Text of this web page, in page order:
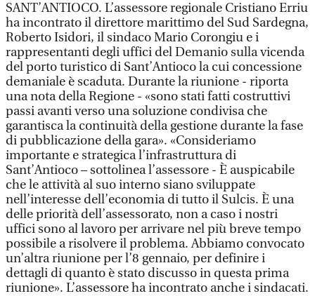
SANT’ANTIOCO. L’assessore regionale Cristiano Erriu
ha incontrato il direttore marittimo del Sud Sardegna,
Roberto Isidori, il sindaco Mario Corongiu e i
rappresentanti degli uffici del Demanio sulla vicenda
del porto turistico di Sant’Antioco la cui concessione
demaniale è scaduta. Durante la riunione - riporta
una nota della Regione - «sono stati fatti costruttivi
passi avanti verso una soluzione condivisa che
garantisca la continuità della gestione durante la fase
di pubblicazione della gara». «Consideriamo
importante e strategica l’infrastruttura di
Sant’Antioco – sottolinea l’assessore - È auspicabile
che le attività al suo interno siano sviluppate
nell’interesse dell’economia di tutto il Sulcis. È una
delle priorità dell’assessorato, non a caso i nostri
uffici sono al lavoro per arrivare nel più breve tempo
possibile a risolvere il problema. Abbiamo convocato
un’altra riunione per l’8 gennaio, per definire i
dettagli di quanto è stato discusso in questa prima
riunione». L’assessore ha incontrato anche i sindacati.